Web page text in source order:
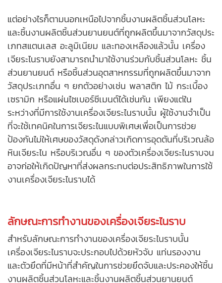
แต่อย่างไรก็ตามนอกเหนือไปจากชิ้นงานผลิตชิ้นส่วนโลหะ
และชิ้นงานผลิตชิ้นส่วนยานยนต์ที่ถูกผลิตขึ้นมาจากวัสดุประ
เภทสแตนเลส อะลูมิเนียม และทองเหลืองแล้วนั้น เครื่อง
เจียระไนราบยังสามารถนำมาใช้งานร่วมกับชิ้นส่วนโลหะ ชิ้น
ส่วนยานยนต์ หรือชิ้นส่วนอุตสาหกรรมที่ถูกผลิตขึ้นมาจาก
วัสดุประเภทอื่น ๆ ยกตัวอย่างเช่น พลาสติก ไม้ กระเบื้อง
เซรามิก หรือแผ่นไซเบอร์ซีเมนต์ได้เช่นกัน เพียงแต่ใน
ระหว่างที่มีการใช้งานเครื่องเจียระไนราบนั้น ผู้ใช้งานจำเป็น
ที่จะใช้เทคนิคในการเจียระไนแบบพิเศษเพื่อเป็นการช่วย
ป้องกันไม่ให้เศษของวัสดุดังกล่าวเกิดการอุดตันที่บริเวณล้อ
หินเจียระไน หรือบริเวณอื่น ๆ ของตัวเครื่องเจียระไนราบจน
อาจก่อให้เกิดปัญหาที่ส่งผลกระทบต่อประสิทธิภาพในการใช้
งานเครื่องเจียระไนราบได้
ลักษณะการทำงานของเครื่องเจียระไนราบ
สำหรับลักษณะการทำงานของเครื่องเจียระไนราบนั้น
เครื่องเจียระไนราบจะประกอบไปด้วยหัวจับ แท่นรองงาน
และตัวยึดที่มีหน้าที่สำคัญในการช่วยยึดจับและประคองให้ชิ้น
งานผลิตชิ้นส่วนโลหะและชิ้นงานผลิตชิ้นส่วนยานยนต์